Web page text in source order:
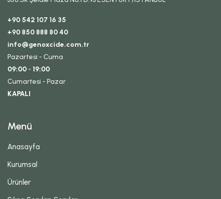
+90 542 107 16 35
+90 850 888 80 40
info@genoxcide.com.tr
Pazartesi - Cuma
09:00 - 19:00
Cumartesi - Pazar
KAPALI
Menü
Anasayfa
Kurumsal
Ürünler